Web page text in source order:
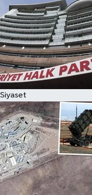
Siyaset